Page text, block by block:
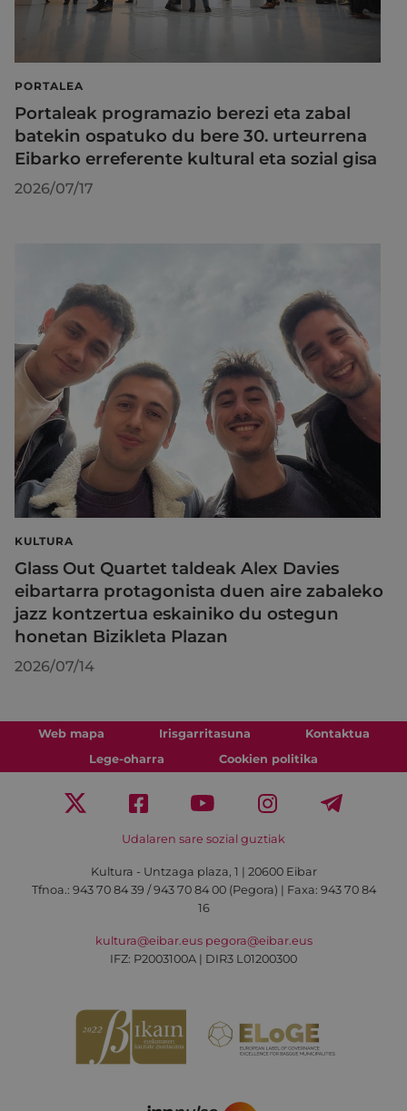
PORTALEA
Portaleak programazio berezi eta zabal
batekin ospatuko du bere 30. urteurrena
Eibarko erreferente kultural eta sozial gisa
2026/07/17
KULTURA
Glass Out Quartet taldeak Alex Davies
eibartarra protagonista duen aire zabaleko
jazz kontzertua eskainiko du ostegun
honetan Bizikleta Plazan
2026/07/14
Web mapa Irisgarritasuna
Kontaktua
Lege-oharra
Cookien politika
Udalaren sare sozial guztiak
Kultura - Untzaga plaza, 1 | 20600 Eibar
Tfnoa.: 943 70 84 39 / 943 70 84 00 (Pegora) | Faxa: 943 70 84
16
kultura@eibar.eus pegora@eibar.eus
IFZ: P2003100A | DIR3 L01200300